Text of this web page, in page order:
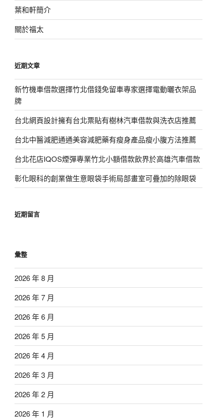
葉和軒簡介
關於福太
近期文章
新竹機車借款選擇竹北借錢免留車專家選擇電動曬衣架品
牌
台北網頁設計擁有台北票貼有樹林汽車借款與洗衣店推薦
台北中醫減肥通通美容減肥藥有瘦身產品瘦小腹方法推薦
台北花店IQOS煙彈專業竹北小額借款飲界於高雄汽車借款
彰化眼科的創業做生意眼袋手術局部畫室可疊加的除眼袋
近期留言
彙整
2026 年 8 月
2026 年 7 月
2026 年 6 月
2026 年 5 月
2026 年 4 月
2026 年 3 月
2026 年 2 月
2026 年 1 月